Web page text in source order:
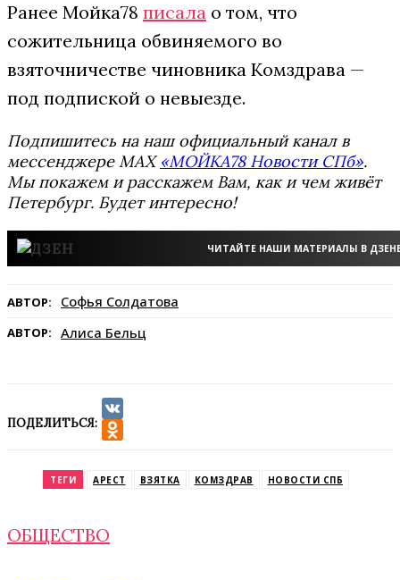
Ранее Мойка78 писала о том, что
сожительница обвиняемого во
взяточничестве чиновника Комздрава —
под подпиской о невыезде.
Подпишитесь на наш официальный канал в
мессенджере MAX«МОЙКА78 Новости СПб».
Мы покажем и расскажем Вам, как и чем живёт
Петербург. Будет интересно!
ЧИТАЙТЕ НАШИ МАТЕРИАЛЫ В
АВТОР: Софья Солдатова
АВТОР: Алиса Бельц
ПОДЕЛИТЬСЯ:
VK
ТЕГИ АРЕСТ ВЗЯТКА КОМЗДРАВ НОВОСТИ СПБ
ОБЩЕСТВО